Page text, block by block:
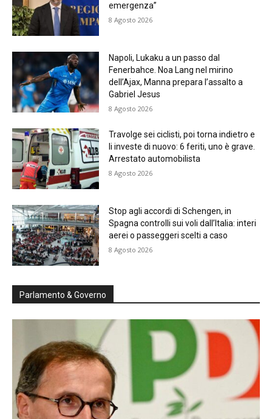
emergenza”
8 Agosto 2026
Napoli, Lukaku a un passo dal
Fenerbahce. Noa Lang nel mirino
dell’Ajax, Manna prepara l’assalto a
Gabriel Jesus
8 Agosto 2026
Travolge sei ciclisti, poi torna indietro e
li investe di nuovo: 6 feriti, uno è grave.
Arrestato automobilista
8 Agosto 2026
Stop agli accordi di Schengen, in
Spagna controlli sui voli dall’Italia: interi
aerei o passeggeri scelti a caso
8 Agosto 2026
Parlamento & Governo